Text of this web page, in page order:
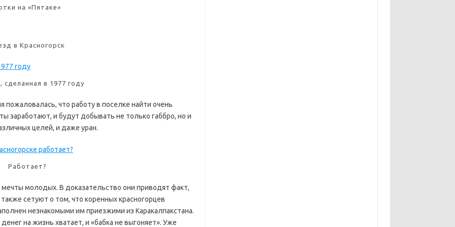
на «Пятаке»
в Красногорск
сделанная в 1977 году
пожаловалась, что работу в поселке найти очень
заработают, и будут добывать не только габбро, но и
целей, и даже уран.
Работает?
молодых. В доказательство они приводят факт,
сетуют о том, что коренных красногорцев
незнакомыми им приезжими из Каракалпакстана.
на жизнь хватает, и «бабка не выгоняет». Уже